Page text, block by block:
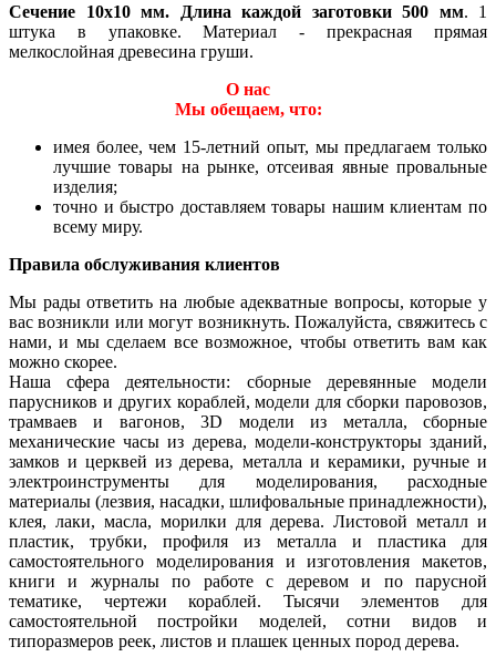
Сечение 10х10 мм. Длина каждой заготовки 500 мм. 1
штука в упаковке. Материал - прекрасная прямая
мелкослойная древесина груши.
О нас
Мы обещаем, что:
имея более, чем 15-летний опыт, мы предлагаем только
лучшие товары на рынке, отсеивая явные провальные
изделия;
точно и быстро доставляем товары нашим клиентам по
всему миру.
Правила обслуживания клиентов
Мы рады ответить на любые адекватные вопросы, которые у
вас возникли или могут возникнуть. Пожалуйста, свяжитесь с
нами, и мы сделаем все возможное, чтобы ответить вам как
можно скорее.
Наша сфера деятельности: сборные деревянные модели
парусников и других кораблей, модели для сборки паровозов,
трамваев и вагонов, 3D модели из металла, сборные
механические часы из дерева, модели-конструкторы зданий,
замков и церквей из дерева, металла и керамики, ручные и
электроинструменты для моделирования, расходные
материалы (лезвия, насадки, шлифовальные принадлежности),
клея, лаки, масла, морилки для дерева. Листовой металл и
пластик, трубки, профиля из металла и пластика для
самостоятельного моделирования и изготовления макетов,
книги и журналы по работе с деревом и по парусной
тематике, чертежи кораблей. Тысячи элементов для
самостоятельной постройки моделей, сотни видов и
типоразмеров реек, листов и плашек ценных пород дерева.